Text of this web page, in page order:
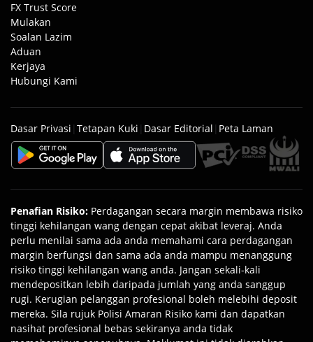
FX Trust Score
Mulakan
Soalan Lazim
Aduan
Kerjaya
Hubungi Kami
Dasar Privasi | Tetapan Kuki | Dasar Editorial | Peta Laman
Penafian Risiko: Perdagangan secara margin membawa risiko
tinggi kehilangan wang dengan cepat akibat leveraj. Anda
perlu menilai sama ada anda memahami cara perdagangan
margin berfungsi dan sama ada anda mampu menanggung
risiko tinggi kehilangan wang anda. Jangan sekali-kali
mendepositkan lebih daripada jumlah yang anda sanggup
rugi. Kerugian pelanggan profesional boleh melebihi deposit
mereka. Sila rujuk Polisi Amaran Risiko kami dan dapatkan
nasihat profesional bebas sekiranya anda tidak